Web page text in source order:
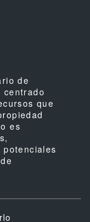
de
que
es